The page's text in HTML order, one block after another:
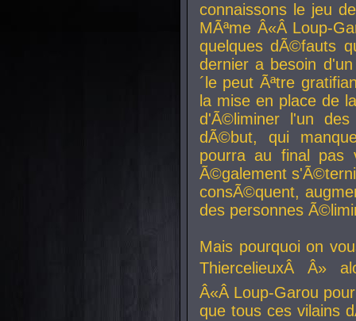
connaissons le jeu
MÃªme Â«Â Loup-
quelques dÃ©fauts
dernier a besoin
´le peut Ãªtre
la mise en place de
d'Ã©liminer l'un
dÃ©but, qui
pourra au final pas
Ã©galement
consÃ©quent,
des personnes
Mais pourquoi on
ThiercelieuxÂ Â»
Â«Â Loup-Garou
que tous ces vilains